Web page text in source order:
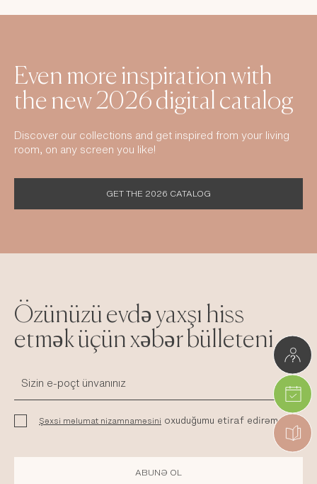
Even more inspiration with
the new 2026 digital catalog
Discover our collections and get inspired from your living
room, on any screen you like!
GET THE 2026 CATALOG
Özünüzü evdə yaxşı hiss
etmək üçün xəbər bülleteni
Şəxsi məlumat nizamnaməsini oxuduğumu etiraf edirəm
ABUNƏ OL